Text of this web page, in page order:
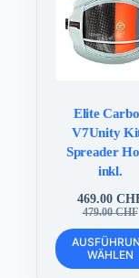
Elite
V7Unity
Spreader
inkl.
479.00CHF
Preis
war:
469.00
Preis
ist:
WÄHLEN
Dieses
Produkt
weist